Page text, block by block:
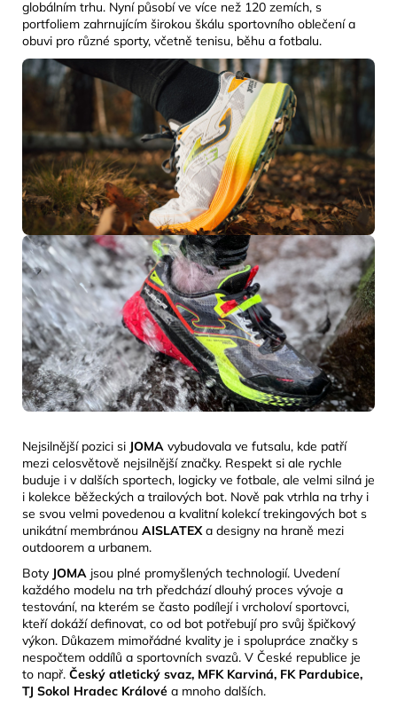
globálním trhu. Nyní působí ve více než 120 zemích, s
portfoliem zahrnujícím širokou škálu sportovního oblečení a
obuvi pro různé sporty, včetně tenisu, běhu a fotbalu.
Nejsilnější pozici si JOMA vybudovala ve futsalu, kde patří
mezi celosvětově nejsilnější značky. Respekt si ale rychle
buduje i v dalších sportech, logicky ve fotbale, ale velmi silná je
i kolekce běžeckých a trailových bot. Nově pak vtrhla na trhy i
se svou velmi povedenou a kvalitní kolekcí trekingových bot s
unikátní membránou AISLATEX a designy na hraně mezi
outdoorem a urbanem.
Boty JOMA jsou plné promyšlených technologií. Uvedení
každého modelu na trh předchází dlouhý proces vývoje a
testování, na kterém se často podílejí i vrcholoví sportovci,
kteří dokáží definovat, co od bot potřebují pro svůj špičkový
výkon. Důkazem mimořádné kvality je i spolupráce značky s
nespočtem oddílů a sportovních svazů. V České republice je
to např. Český atletický svaz, MFK Karviná, FK Pardubice,
TJ Sokol Hradec Králové a mnoho dalších.